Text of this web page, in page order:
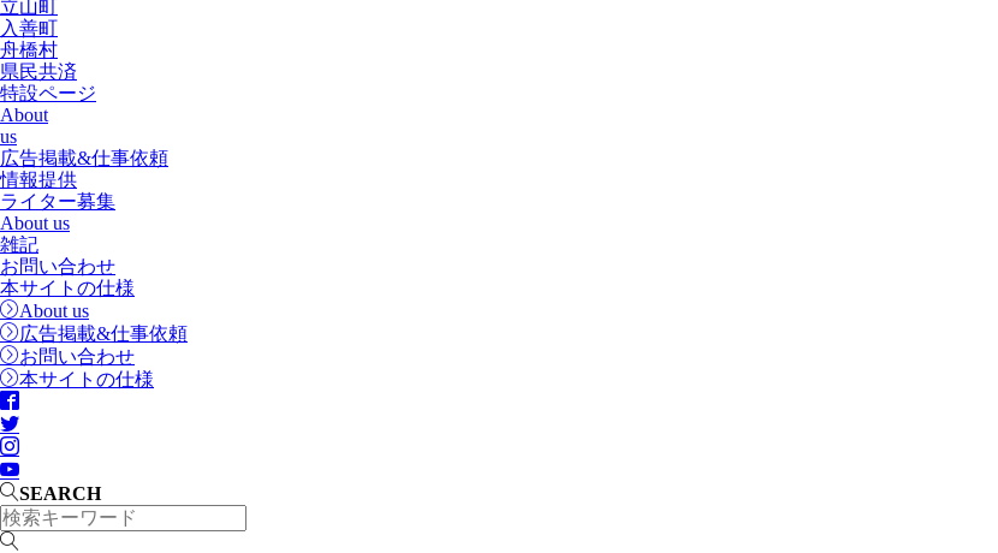
立山町
入善町
舟橋村
県民共済
特設ページ
About
us
広告掲載&仕事依頼
情報提供
ライター募集
About us
雑記
お問い合わせ
本サイトの仕様
About us
広告掲載&仕事依頼
お問い合わせ
本サイトの仕様
SEARCH